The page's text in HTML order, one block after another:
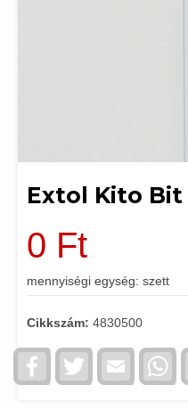
Extol Kito
0 Ft
mennyiségi egység: szett
Cikkszám: 4830500
FacebookTwitter Email